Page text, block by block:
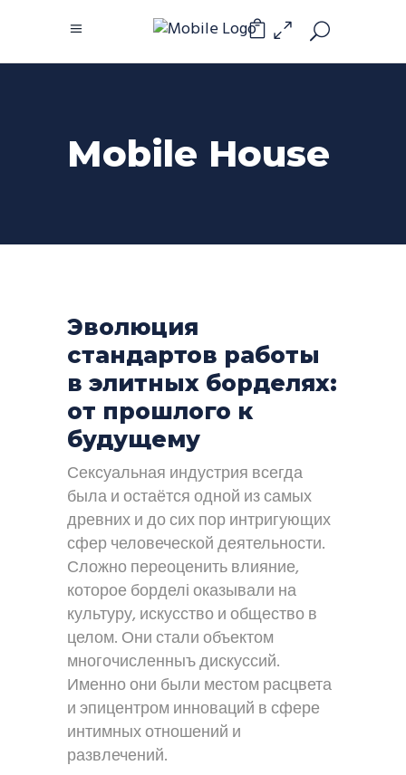
0
Mobile House
Эволюция
стандартов работы
в элитных борделях:
от прошлого к
будущему
Сексуальная индустрия всегда
была и остаётся одной из самых
древних и до сих пор интригующих
сфер человеческой деятельности.
Сложно переоценить влияние,
которое борделі оказывали на
культуру, искусство и общество в
целом. Они стали объектом
многочисленныъ дискуссий.
Именно они были местом расцвета
и эпицентром инноваций в сфере
интимных отношений и
развлечений.